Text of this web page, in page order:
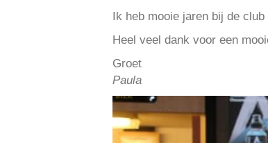
Ik heb mooie jaren bij de
Heel veel dank voor een
Groet
Paula